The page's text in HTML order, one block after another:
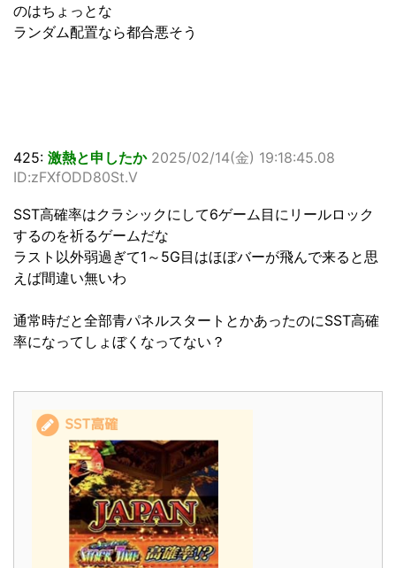
のはちょっとな
ランダム配置なら都合悪そう
425: 激熱と申したか 2025/02/14(金) 19:18:45.08
ID:zFXfODD80St.V
SST高確率はクラシックにして6ゲーム目にリールロック
するのを祈るゲームだな
ラスト以外弱過ぎて1～5G目はほぼバーが飛んで来ると思
えば間違い無いわ
通常時だと全部青パネルスタートとかあったのにSST高確
率になってしょぼくなってない？